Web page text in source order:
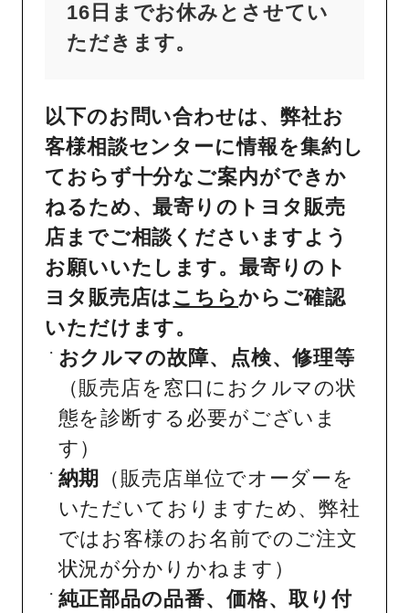
16日までお休みとさせてい
ただきます。
以下のお問い合わせは、弊社お
客様相談センターに情報を集約し
ておらず十分なご案内ができか
ねるため、最寄りのトヨタ販売
店までご相談くださいますよう
お願いいたします。最寄りのト
ヨタ販売店はこちら からご確認
いただけます。
おクルマの故障、点検、修理等
（販売店を窓口におクルマの状
態を診断する必要がございま
す）
納期
（販売店単位でオーダーを
いただいておりますため、弊社
ではお客様のお名前でのご注文
状況が分かりかねます）
純正部品の品番、価格、取り付